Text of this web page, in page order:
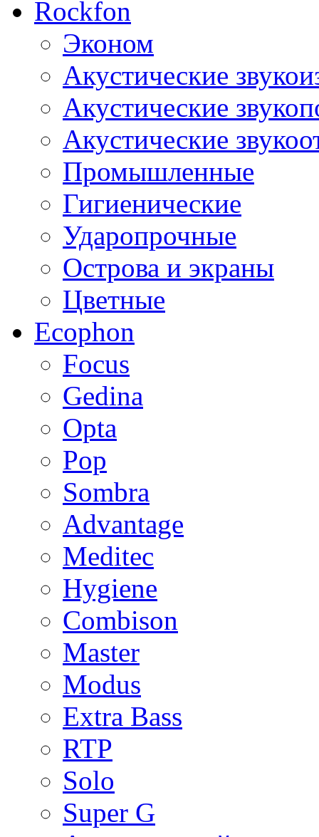
Rockfon
Эконом
Акустические
Акустические
Акустические
Промышленные
Гигиенические
Ударопрочные
Острова и экраны
Цветные
Ecophon
Focus
Gedina
Opta
Pop
Sombra
Advantage
Meditec
Hygiene
Combison
Master
Modus
Extra Bass
RTP
Solo
Super G